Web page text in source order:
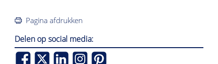
Pagina afdrukken
Delen op social media: